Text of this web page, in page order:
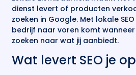
dienst levert of producten
zoeken in Google. Met lokale
bedrijf naar voren komt
zoeken naar wat jij aanbiedt.
Wat levert SEO je